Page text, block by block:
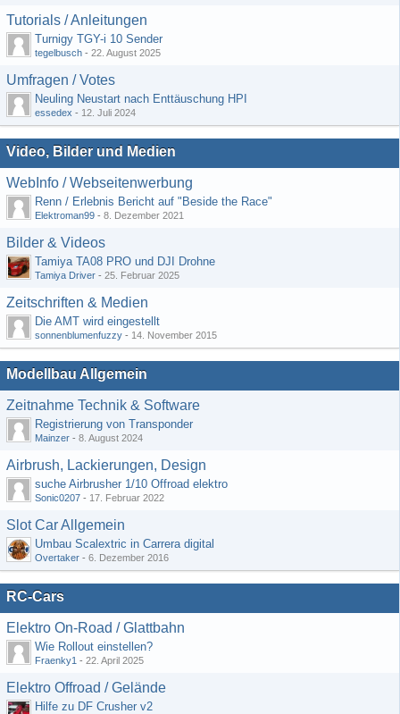
Tutorials / Anleitungen
Turnigy TGY-i 10 Sender
tegelbusch - 22. August 2025
Umfragen / Votes
Neuling Neustart nach Enttäuschung HPI
essedex - 12. Juli 2024
Video, Bilder und Medien
WebInfo / Webseitenwerbung
Renn / Erlebnis Bericht auf "Beside the Race"
Elektroman99 - 8. Dezember 2021
Bilder & Videos
Tamiya TA08 PRO und DJI Drohne
Tamiya Driver - 25. Februar 2025
Zeitschriften & Medien
Die AMT wird eingestellt
sonnenblumenfuzzy - 14. November 2015
Modellbau Allgemein
Zeitnahme Technik & Software
Registrierung von Transponder
Mainzer - 8. August 2024
Airbrush, Lackierungen, Design
suche Airbrusher 1/10 Offroad elektro
Sonic0207 - 17. Februar 2022
Slot Car Allgemein
Umbau Scalextric in Carrera digital
Overtaker - 6. Dezember 2016
RC-Cars
Elektro On-Road / Glattbahn
Wie Rollout einstellen?
Fraenky1 - 22. April 2025
Elektro Offroad / Gelände
Hilfe zu DF Crusher v2